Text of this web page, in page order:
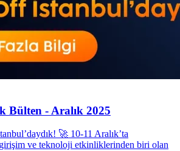
Bülten - Aralık 2025
🚀 10-11 Aralık’ta
ve teknoloji etkinliklerinden biri olan